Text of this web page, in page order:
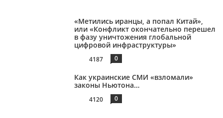
«Метились иранцы, а попал Китай»,
или «Конфликт окончательно перешел
в фазу уничтожения глобальной
цифровой инфраструктуры»
4187 0
Как украинские СМИ «взломали»
законы Ньютона…
4120 0